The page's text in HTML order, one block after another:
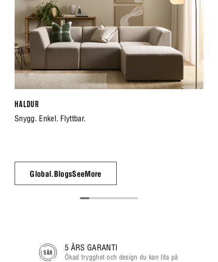
HALDUR
Snygg. Enkel. Flyttbar.
Global.BlogsSeeMore
5 ÅRS GARANTI
Ökad trygghet och design du kan lita på